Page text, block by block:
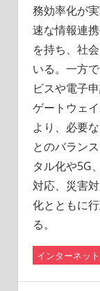
務効率化が
速な情報連
を持ち、社
いる。一方
ビスや電子
ゲートウェ
より、必要
とのバラン
タル化や5G
対応、災害
化とともに
る。
インターネット